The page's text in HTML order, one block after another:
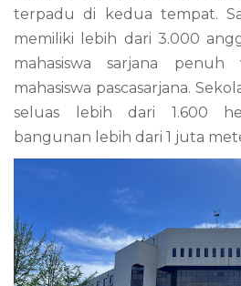
terpadu di kedua tempat.
memiliki lebih dari 3.000
mahasiswa sarjana
mahasiswa pascasarjana.
seluas lebih dari 1.600
bangunan lebih dari 1 juta